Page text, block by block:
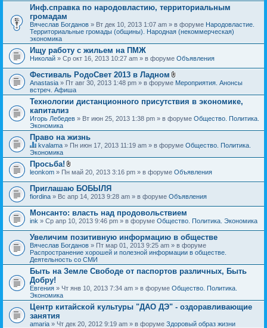
Инф.справка по народовластию, территориальным
громадам
Вячеслав Богданов » Вт дек 10, 2013 1:07 am » в форуме Народовластие.
Территориальные громады (общины). Народная (некоммерческая)
экономика
Ищу работу с жильем на ПМЖ
Николай » Ср окт 16, 2013 10:27 am » в форуме Объявления
Фестиваль РодоСвет 2013 в Ладном
В
о
ж
н
и
я
Anastasia » Пт авг 30, 2013 1:48 pm » в форуме Мероприятия. Анонсы
встреч. Афиша
Технологии дистанционного присутствия в экономике,
капитализ
Игорь Лебедев » Вт июн 25, 2013 1:38 pm » в форуме Общество. Политика.
Экономика
Право на жизнь
Д
а
н
н
я
т
е
м
а
с
о
д
е
р
ж
и
т
о
п
р
о
с
.
kvalama » Пн июн 17, 2013 11:19 am » в форуме Общество. Политика.
Экономика
Просьба!
В
о
ж
е
н
и
я
leonkom » Пн май 20, 2013 3:16 pm » в форуме Объявления
Приглашаю БОБЫЛЯ
fiordina » Вс апр 14, 2013 9:28 am » в форуме Объявления
Монсанто: власть над продовольствием
ink » Ср апр 10, 2013 9:46 pm » в форуме Общество. Политика. Экономика
Увеличим позитивную информацию в обществе
Вячеслав Богданов » Пт мар 01, 2013 9:25 am » в форуме
Распространение хорошей и полезной информации в обществе.
Деятельность со СМИ
Быть на Земле Свободе от паспортов различных, Быть
Добру!
Евгения » Чт янв 10, 2013 7:34 am » в форуме Общество. Политика.
Экономика
Центр китайской культуры "ДАО ДЭ" - оздоравливающие
занятия
amaria » Чт дек 20, 2012 9:19 am » в форуме Здоровый образ жизни